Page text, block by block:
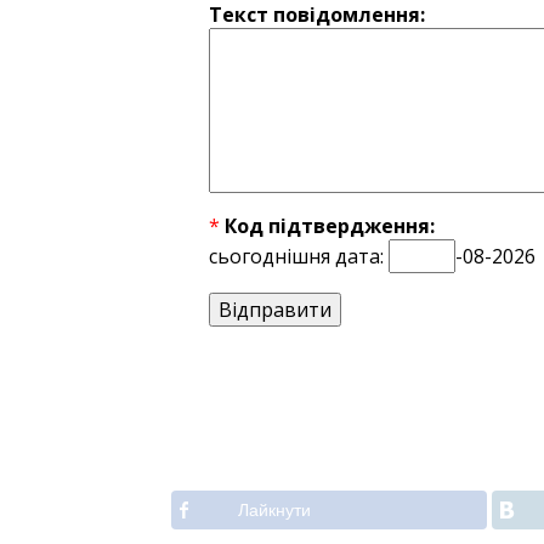
Текст повідомлення:
* Код підтвердження:
сьогоднішня дата:
-08-2026
Лайкнути